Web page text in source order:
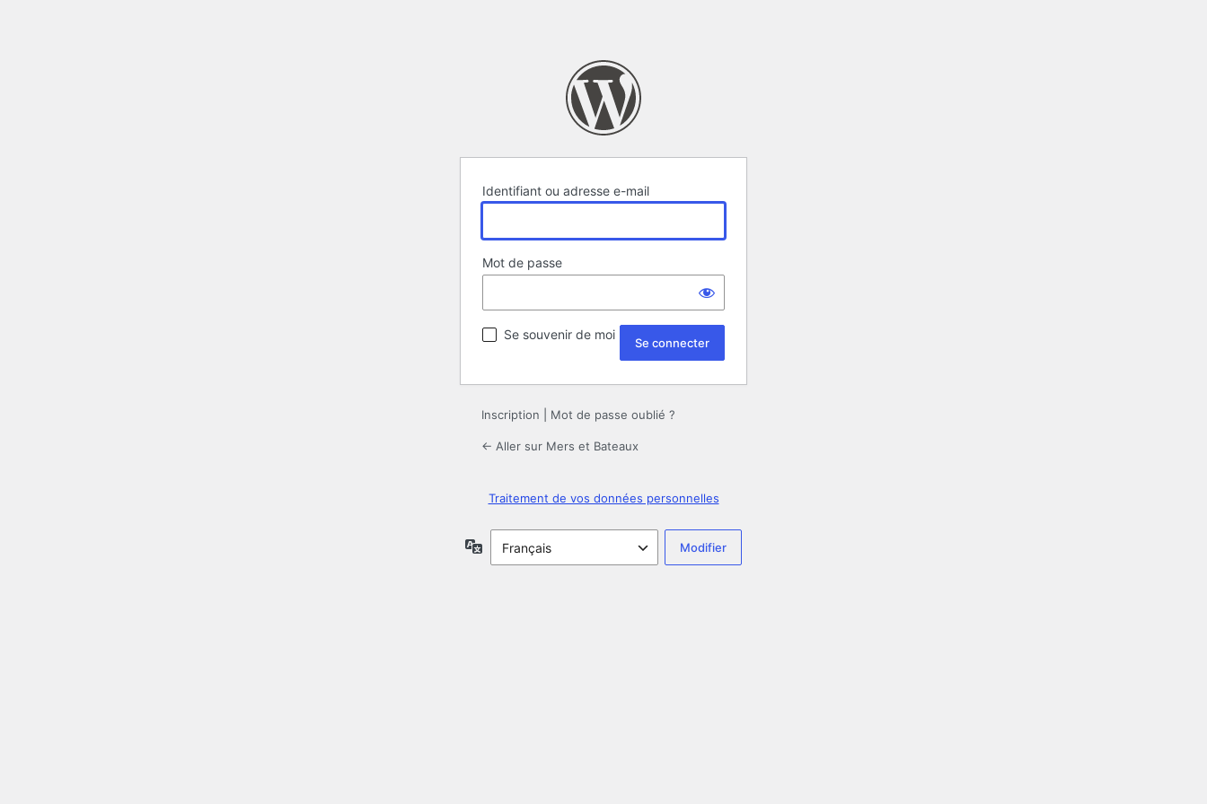
Identifiant ou adresse e-mail
Mot de passe
Se souvenir de moi
Inscription Mot de passe oublié ?
← Aller sur Mers et Bateaux
Traitement de vos données personnelles
Langue